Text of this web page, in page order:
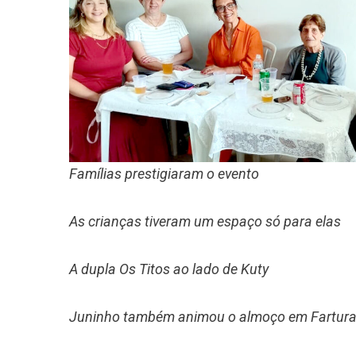
Famílias prestigiaram o evento
As crianças tiveram um espaço só para elas
A dupla Os Titos ao lado de Kuty
Juninho também animou o almoço em Fartura